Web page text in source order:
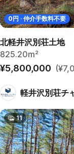
0円 · 仲介手数料不要
北軽井沢別荘土地
825.20m²
¥5,800,000
軽井沢別荘チ
11